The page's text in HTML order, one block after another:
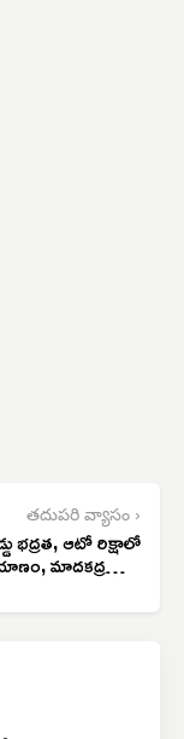
తదుపరి వ్యాసం ›
భద్రత, ఆటో రిక్షాలో
మాదకద్రవ్యాల
నివారణపై అవగాహన